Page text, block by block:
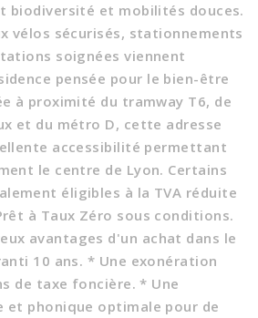
biodiversité et mobilités douces.
vélos sécurisés, stationnements
soignées viennent
pensée pour le bien-être
à proximité du tramway T6, de
et du métro D, cette adresse
accessibilité permettant
le centre de Lyon. Certains
éligibles à la TVA réduite
à Taux Zéro sous conditions.
avantages d'un achat dans le
10 ans. * Une exonération
de taxe foncière. * Une
phonique optimale pour de